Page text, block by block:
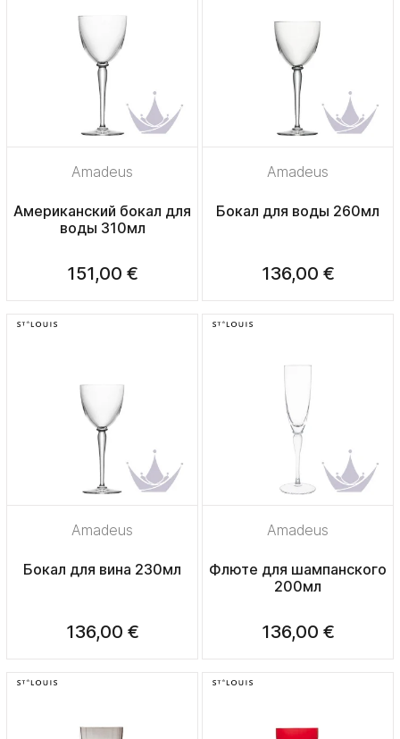
Amadeus
Американский бокал для
воды 310мл
151,00 €
Amadeus
Бокал для воды 260мл
136,00 €
Amadeus
Бокал для вина 230мл
136,00 €
Amadeus
Флюте для шампанского
200мл
136,00 €